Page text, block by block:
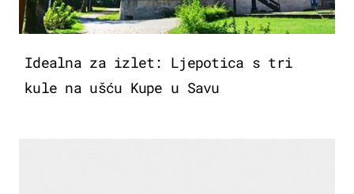
Idealna za izlet: Ljepotica s tri
kule na ušću Kupe u Savu